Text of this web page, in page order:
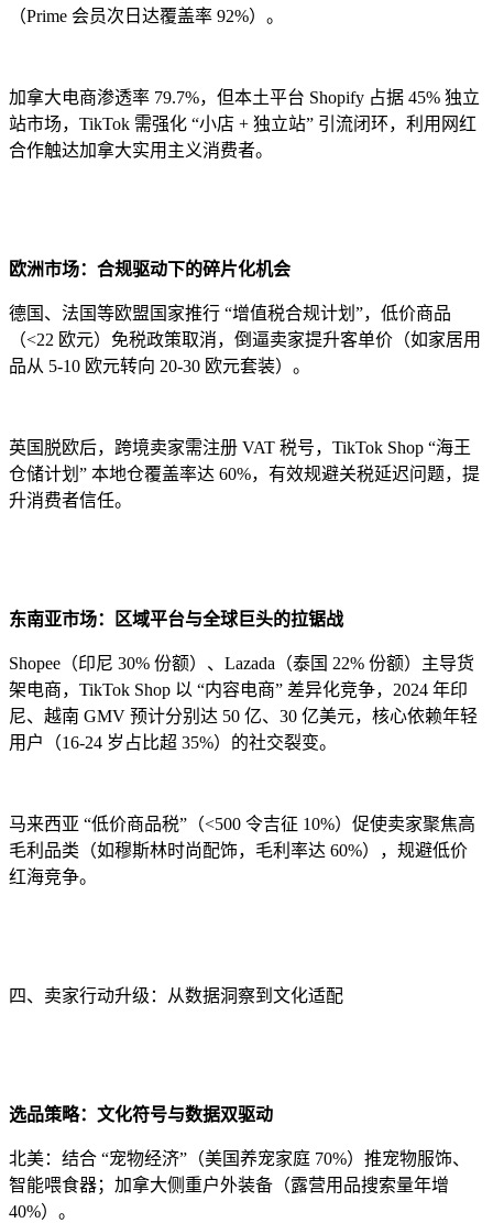
（Prime 会员次日达覆盖率 92%）。
加拿大电商渗透率 79.7%，但本土平台 Shopify 占据 45% 独立
站市场，TikTok 需强化 “小店 + 独立站” 引流闭环，利用网红
合作触达加拿大实用主义消费者。
欧洲市场：合规驱动下的碎片化机会
德国、法国等欧盟国家推行 “增值税合规计划”，低价商品
（<22 欧元）免税政策取消，倒逼卖家提升客单价（如家居用
品从 5-10 欧元转向 20-30 欧元套装）。
英国脱欧后，跨境卖家需注册 VAT 税号，TikTok Shop “海王
仓储计划” 本地仓覆盖率达 60%，有效规避关税延迟问题，提
升消费者信任。
东南亚市场：区域平台与全球巨头的拉锯战
Shopee（印尼 30% 份额）、Lazada（泰国 22% 份额）主导货
架电商，TikTok Shop 以 “内容电商” 差异化竞争，2024 年印
尼、越南 GMV 预计分别达 50 亿、30 亿美元，核心依赖年轻
用户（16-24 岁占比超 35%）的社交裂变。
马来西亚 “低价商品税”（<500 令吉征 10%）促使卖家聚焦高
毛利品类（如穆斯林时尚配饰，毛利率达 60%），规避低价
红海竞争。
四、卖家行动升级：从数据洞察到文化适配
选品策略：文化符号与数据双驱动
北美：结合 “宠物经济”（美国养宠家庭 70%）推宠物服饰、
智能喂食器；加拿大侧重户外装备（露营用品搜索量年增
40%）。